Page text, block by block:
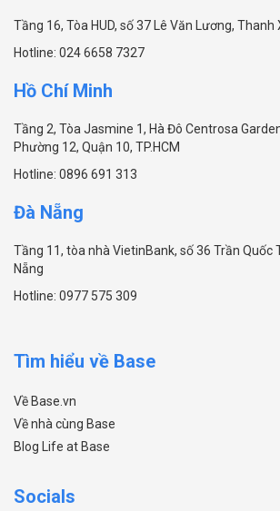
Tầng 16, Tòa HUD, số 37 Lê Văn Lương, Thanh
Hotline: 024 6658 7327
Hồ Chí Minh
Tầng 2, Tòa Jasmine 1, Hà Đô Centrosa
Phường 12, Quận 10, TP.HCM
Hotline: 0896 691 313
Đà Nẵng
Tầng 11, tòa nhà VietinBank, số 36 Trần Quốc
Nẵng
Hotline: 0977 575 309
Tìm hiểu về Base
Về Base.vn
Về nhà cùng Base
Blog Life at Base
Socials